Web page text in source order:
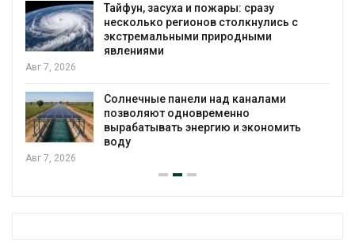
Тайфун, засуха и пожары: сразу
несколько регионов столкнулись с
экстремальными природными
явлениями
Солнечные панели над каналами
позволяют одновременно
вырабатывать энергию и экономить
воду